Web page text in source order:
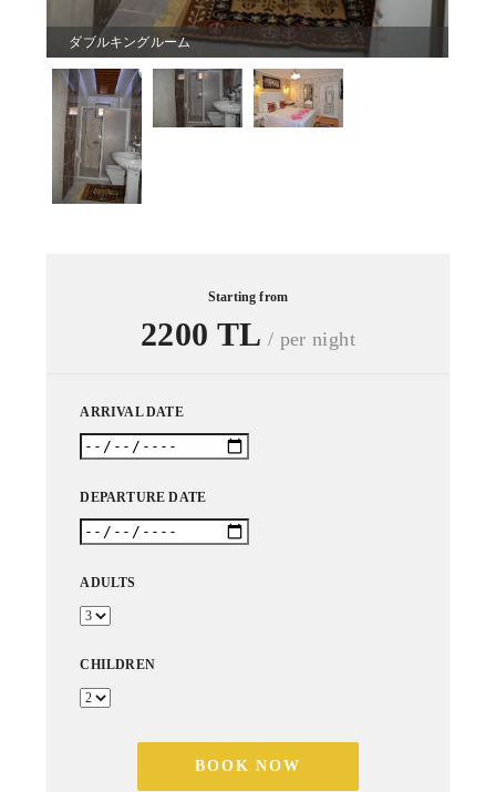
ダブルキングルーム
Starting from
2200 TL / per night
ARRIVAL DATE
DEPARTURE DATE
ADULTS
CHILDREN
BOOK NOW